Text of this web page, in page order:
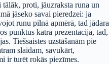
proti, jāuzraksta runa un
jāseko savai pieredzei: ja
runu pilnā apmērā, tad jādara
punktus katrā prezentācijā, tad,
Tiešsaistes uzstāšanām pie
slaidam, savukārt,
ir turēt rokās piezīmes.